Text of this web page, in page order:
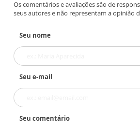
Os comentários e avaliações são de
seus autores e não representam a opinião
Seu nome
Seu e-mail
Seu comentário